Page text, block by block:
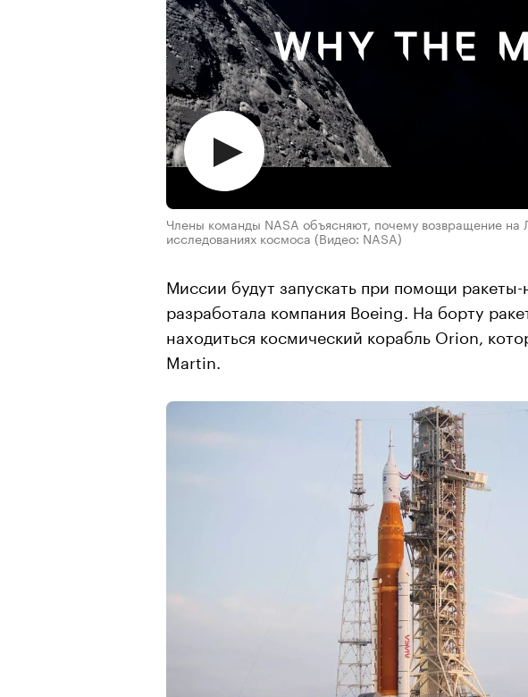
Члены команды NASA объясняют, почему возвращение
исследованиях космоса (Видео: NASA)
Миссии будут запускать при помощи
разработала компания Boeing. На борту
находиться космический корабль Orion,
Martin.